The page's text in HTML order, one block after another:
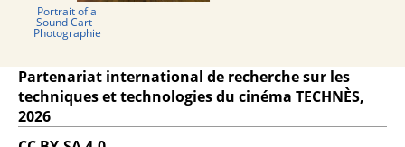
Portrait of a
Sound Cart -
Photographie
Partenariat international de recherche sur les
techniques et technologies du cinéma TECHNÈS,
2026